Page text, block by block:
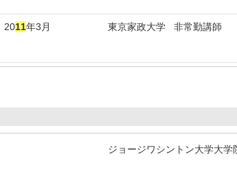
2011年3月 東京家政大学 非常勤講師
ジョージワシントン大学大